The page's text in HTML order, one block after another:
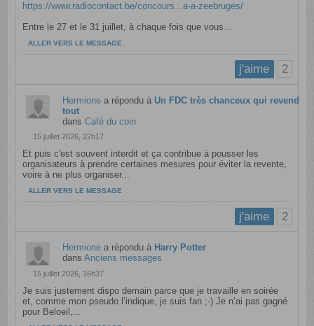
https://www.radiocontact.be/concours...a-a-zeebruges/
Entre le 27 et le 31 juillet, à chaque fois que vous...
ALLER VERS LE MESSAGE
j'aime 2
Hermione a répondu àUn FDC très chanceux qui revend
tout
dansCafé du coin
15 juillet 2026, 22h17
Et puis c'est souvent interdit et ça contribue à pousser les
organisateurs à prendre certaines mesures pour éviter la revente,
voire à ne plus organiser...
ALLER VERS LE MESSAGE
j'aime 2
Hermione a répondu à Harry Potter
dansAnciens messages
15 juillet 2026, 16h37
Je suis justement dispo demain parce que je travaille en soirée
et, comme mon pseudo l’indique, je suis fan ;-) Je n’ai pas gagné
pour Beloeil,...